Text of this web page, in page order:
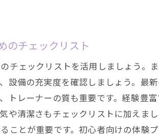
目標達成のためのプ
予算に合ったジムの
実際にジムを訪れて
健康的なライフスタイル
健康的な生活を始
のチェックリスト
チェックリストを活用しましょう。
設備の充実度を確認しましょう。最
トレーナーの質も重要です。経験豊
や清潔さもチェックリストに加えま
ことが重要です。初心者向けの体験